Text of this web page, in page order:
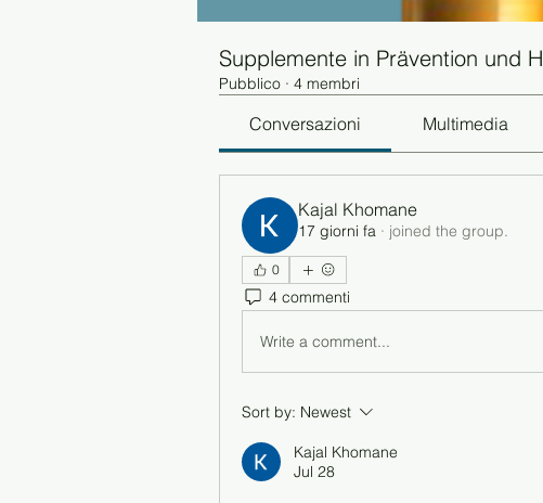
Supplemente in Prävention und
Pubblico · 4 membri
Conversazioni Multimedia
Kajal Khomane
17 giorni fa · joined the group.
0
4 commenti
Write a comment...
Sort by: Newest
Kajal Khomane
Jul 28